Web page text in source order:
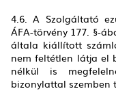
4.6. A Szolgáltató
ÁFA-törvény 177. §-
általa kiállított
nem feltétlen látja el
nélkül is
bizonylattal szemben